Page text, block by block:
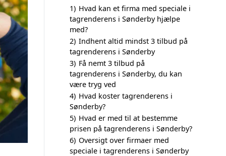
1) Hvad kan et firma med speciale i
tagrenderens i Sønderby hjælpe
med?
2) Indhent altid mindst 3 tilbud på
tagrenderens i Sønderby
3) Få nemt 3 tilbud på
tagrenderens i Sønderby, du kan
være tryg ved
4) Hvad koster tagrenderens i
Sønderby?
5) Hvad er med til at bestemme
prisen på tagrenderens i Sønderby?
6) Oversigt over firmaer med
speciale i tagrenderens i Sønderby